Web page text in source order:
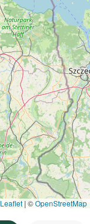
Leaflet | ©OpenStreetMap